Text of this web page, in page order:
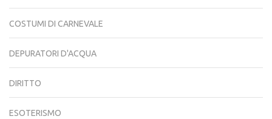
COSTUMI DI CARNEVALE
DEPURATORI D'ACQUA
DIRITTO
ESOTERISMO